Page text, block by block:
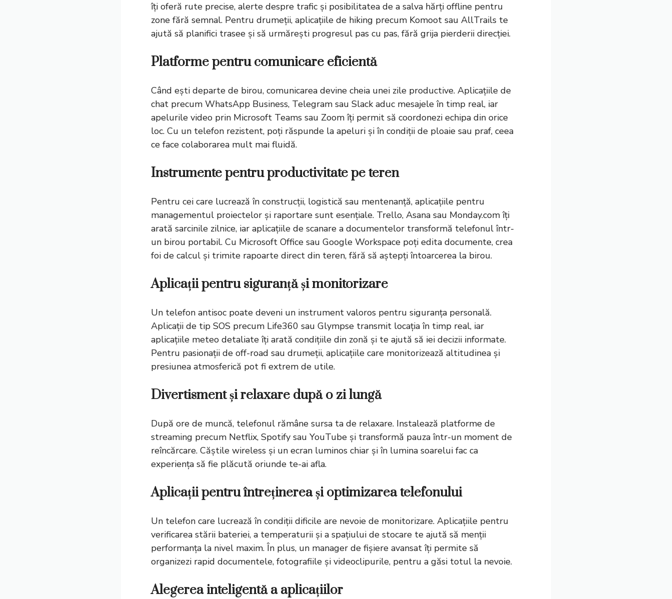
îți oferă rute precise, alerte despre trafic și posibilitatea de a salva hărți offline pentru
zone fără semnal. Pentru drumeții, aplicațiile de hiking precum Komoot sau AllTrails te
ajută să planifici trasee și să urmărești progresul pas cu pas, fără grija pierderii direcției.
Platforme pentru comunicare eficientă
Când ești departe de birou, comunicarea devine cheia unei zile productive. Aplicațiile de
chat precum WhatsApp Business, Telegram sau Slack aduc mesajele în timp real, iar
apelurile video prin Microsoft Teams sau Zoom îți permit să coordonezi echipa din orice
loc. Cu un telefon rezistent, poți răspunde la apeluri și în condiții de ploaie sau praf, ceea
ce face colaborarea mult mai fluidă.
Instrumente pentru productivitate pe teren
Pentru cei care lucrează în construcții, logistică sau mentenanță, aplicațiile pentru
managementul proiectelor și raportare sunt esențiale. Trello, Asana sau Monday.com îți
arată sarcinile zilnice, iar aplicațiile de scanare a documentelor transformă telefonul într-
un birou portabil. Cu Microsoft Office sau Google Workspace poți edita documente, crea
foi de calcul și trimite rapoarte direct din teren, fără să aștepți întoarcerea la birou.
Aplicații pentru siguranță și monitorizare
Un telefon antisoc poate deveni un instrument valoros pentru siguranța personală.
Aplicații de tip SOS precum Life360 sau Glympse transmit locația în timp real, iar
aplicațiile meteo detaliate îți arată condițiile din zonă și te ajută să iei decizii informate.
Pentru pasionații de off-road sau drumeții, aplicațiile care monitorizează altitudinea și
presiunea atmosferică pot fi extrem de utile.
Divertisment și relaxare după o zi lungă
După ore de muncă, telefonul rămâne sursa ta de relaxare. Instalează platforme de
streaming precum Netflix, Spotify sau YouTube și transformă pauza într-un moment de
reîncărcare. Căștile wireless și un ecran luminos chiar și în lumina soarelui fac ca
experiența să fie plăcută oriunde te-ai afla.
Aplicații pentru întreținerea și optimizarea telefonului
Un telefon care lucrează în condiții dificile are nevoie de monitorizare. Aplicațiile pentru
verificarea stării bateriei, a temperaturii și a spațiului de stocare te ajută să menții
performanța la nivel maxim. În plus, un manager de fișiere avansat îți permite să
organizezi rapid documentele, fotografiile și videoclipurile, pentru a găsi totul la nevoie.
Alegerea inteligentă a aplicațiilor